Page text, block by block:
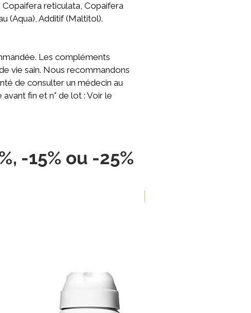
Copaifera reticulata, Copaifera
(Aqua), Additif (Maltitol).
Les compléments
vie sain. Nous recommandons
de consulter un médecin au
fin et n° de lot : Voir le
-15% ou -25%